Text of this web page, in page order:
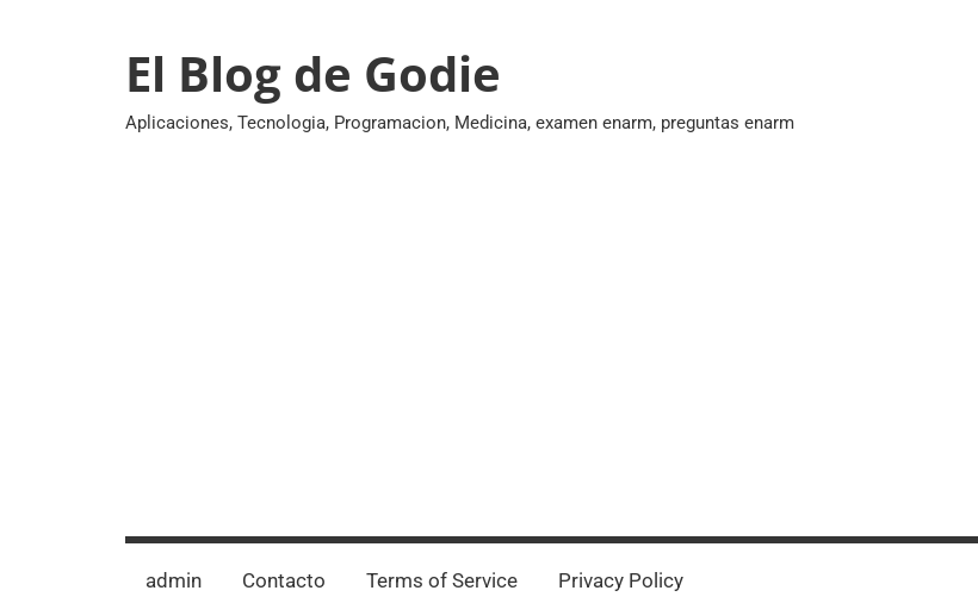
El Blog de Godie
Aplicaciones, Tecnologia, Programacion, Medicina, examen enarm, preguntas enarm
admin Contacto Terms of Service Privacy Policy